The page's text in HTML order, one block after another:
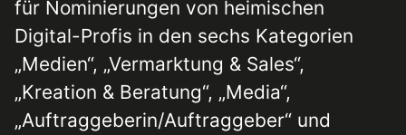
für Nominierungen von heimischen
Digital-Profis in den sechs Kategorien
„Medien“, „Vermarktung & Sales“,
„Kreation & Beratung“, „Media“,
„Auftraggeberin/Auftraggeber“ und